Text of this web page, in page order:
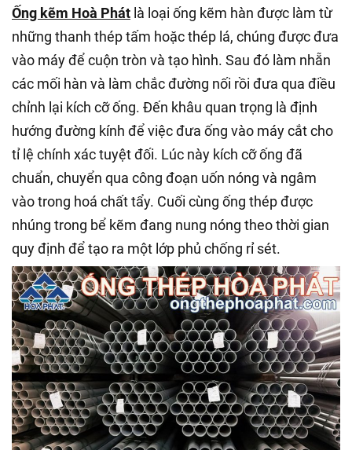
Ống kẽm Hoà Phát là loại ống kẽm hàn được làm từ
những thanh thép tấm hoặc thép lá, chúng được đưa
vào máy để cuộn tròn và tạo hình. Sau đó làm nhẵn
các mối hàn và làm chắc đường nối rồi đưa qua điều
chỉnh lại kích cỡ ống. Đến khâu quan trọng là định
hướng đường kính để việc đưa ống vào máy cắt cho
tỉ lệ chính xác tuyệt đối. Lúc này kích cỡ ống đã
chuẩn, chuyển qua công đoạn uốn nóng và ngâm
vào trong hoá chất tẩy. Cuối cùng ống thép được
nhúng trong bể kẽm đang nung nóng theo thời gian
quy định để tạo ra một lớp phủ chống rỉ sét.